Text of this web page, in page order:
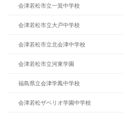
会津若松市立一箕中学校
会津若松市立大戸中学校
会津若松市立北会津中学校
会津若松市立河東学園
福島県立会津学鳳中学校
会津若松ザベリオ学園中学校